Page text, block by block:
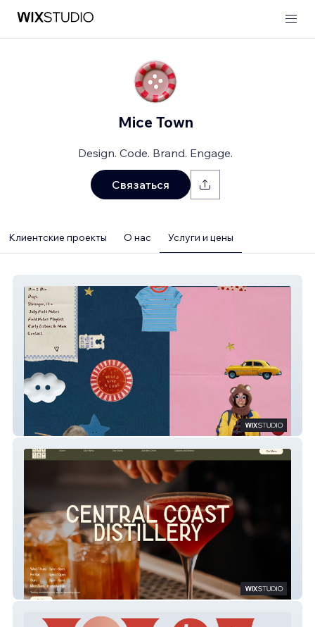
Mice Town
Design. Code. Brand. Engage.
Связаться
Клиентские проекты О нас Услуги и цены
Miah Reeves Music
Central Coast Distillery